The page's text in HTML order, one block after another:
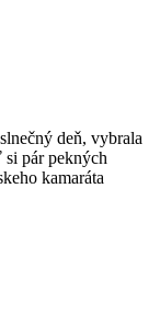
deň, vybrala
pár pekných
kamaráta